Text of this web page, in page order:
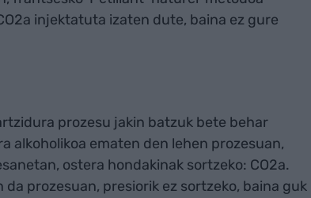
injektatuta izaten dute, baina ez gure
prozesu jakin batzuk bete behar
alkoholikoa ematen den lehen prozesuan,
ostera hondakinak sortzeko: CO2a.
prozesuan, presiorik ez sortzeko, baina guk